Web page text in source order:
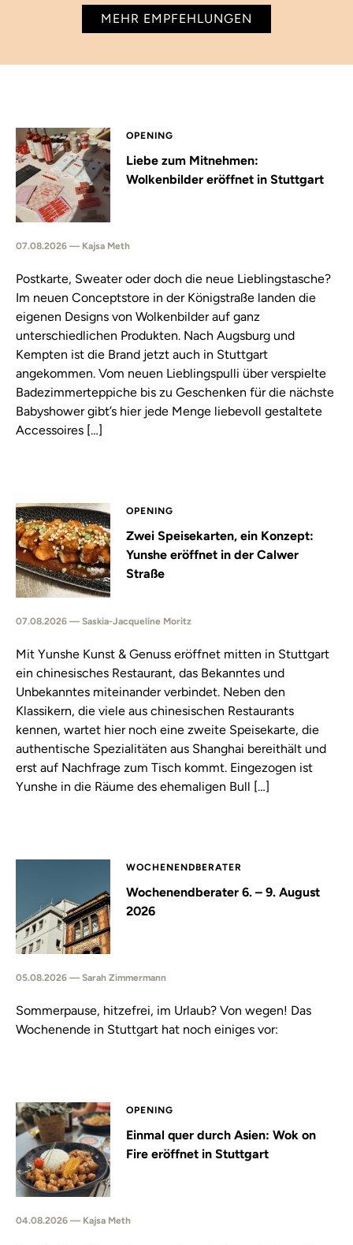
MEHR EMPFEHLUNGEN
OPENING
Liebe zum Mitnehmen:
Wolkenbilder eröffnet in Stuttgart
07.08.2026 — Kajsa Meth
Postkarte, Sweater oder doch die neue Lieblingstasche?
Im neuen Conceptstore in der Königstraße landen die
eigenen Designs von Wolkenbilder auf ganz
unterschiedlichen Produkten. Nach Augsburg und
Kempten ist die Brand jetzt auch in Stuttgart
angekommen. Vom neuen Lieblingspulli über verspielte
Badezimmerteppiche bis zu Geschenken für die nächste
Babyshower gibt’s hier jede Menge liebevoll gestaltete
Accessoires […]
OPENING
Zwei Speisekarten, ein Konzept:
Yunshe eröffnet in der Calwer
Straße
07.08.2026 — Saskia-Jacqueline Moritz
Mit Yunshe Kunst & Genuss eröffnet mitten in Stuttgart
ein chinesisches Restaurant, das Bekanntes und
Unbekanntes miteinander verbindet. Neben den
Klassikern, die viele aus chinesischen Restaurants
kennen, wartet hier noch eine zweite Speisekarte, die
authentische Spezialitäten aus Shanghai bereithält und
erst auf Nachfrage zum Tisch kommt. Eingezogen ist
Yunshe in die Räume des ehemaligen Bull […]
WOCHENENDBERATER
Wochenendberater 6. – 9. August
2026
05.08.2026 — Sarah Zimmermann
Sommerpause, hitzefrei, im Urlaub? Von wegen! Das
Wochenende in Stuttgart hat noch einiges vor:
OPENING
Einmal quer durch Asien: Wok on
Fire eröffnet in Stuttgart
04.08.2026 — Kajsa Meth